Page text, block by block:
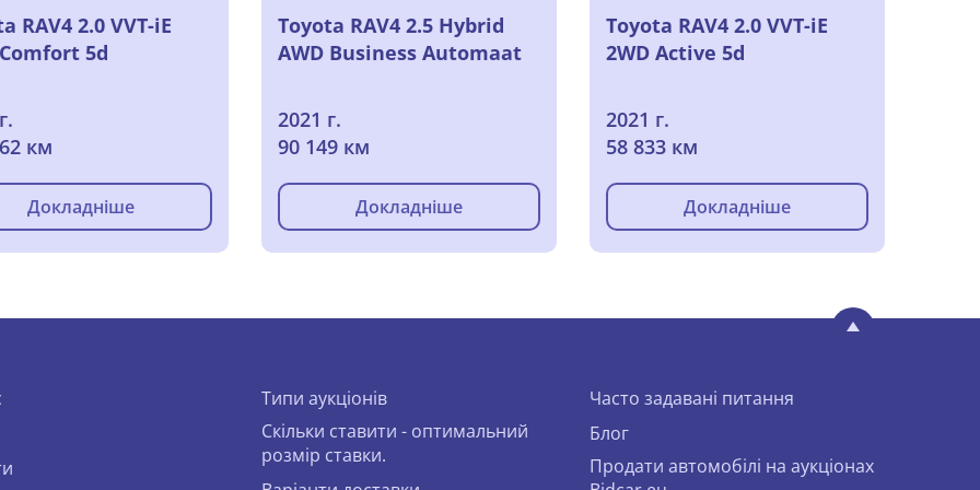
RAV4 2.0 VVT-iE
5d
км
Докладніше
Toyota RAV4 2.5 Hybrid
AWD Business Automaat
2021 г.
90 149 км
Докладніше
Toyota RAV4 2.0 VVT-iE
2WD Active 5d
2021 г.
58 833 км
Докладніше
Типи аукціонів
Скільки ставити - оптимальний
розмір ставки.
Часто задавані питання
Блог
Продати автомобілі на аукціонах